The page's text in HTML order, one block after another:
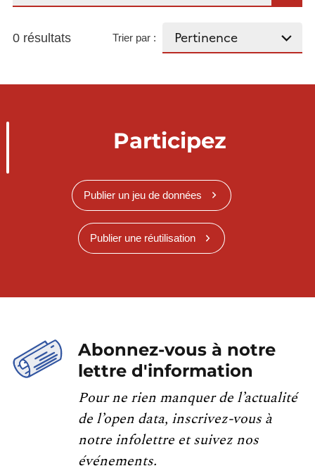
0 résultats Trier par :
Participez
Publier un jeu de données
Publier une réutilisation
Abonnez-vous à notre
lettre d'information
Pour ne rien manquer de l’actualité
de l’open data, inscrivez-vous à
notre infolettre et suivez nos
événements.